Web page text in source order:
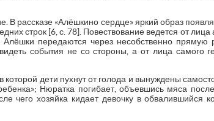
В рассказе «Алёшкино сердце» яркий образ
строк [6, с. 78]. Повествование ведется от лица
Алёшки передаются через несобственно прямую
события не со стороны, а от лица самого
дети пухнут от голода и вынуждены
Нюратка погибает, объевшись мяса
чего хозяйка кидает девочку в обвалившийся